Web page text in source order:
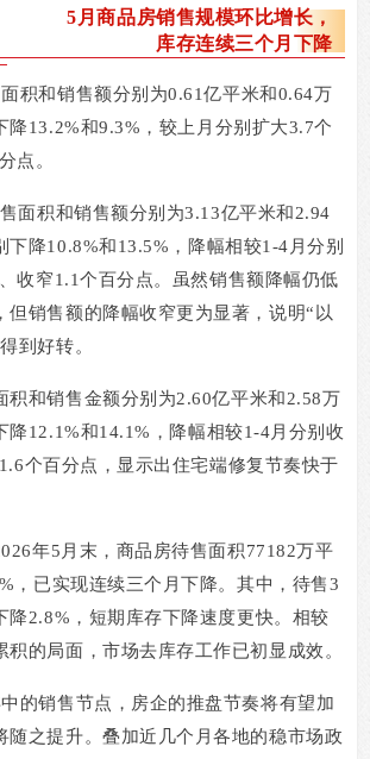
5月商品房销售规模环比增长，
库存连续三个月下降
积和销售额分别为0.61亿平米和0.64万
降13.2%和9.3% ，较上月分别扩大3.7个
点。
面积和销售额分别为3.13亿平米和2.94
下降10.8%和13.5% ，降幅相较1-4 月分别
收窄1.1个百分点。虽然销售额降幅仍低
但销售额的降幅收窄更为显著，说明“ 以
到好转。
积和销售金额分别为2.60亿平米和2.58万
降12.1%和14.1% ，降幅相较1-4月分别收
1.6个百分点，显示出住宅端修复节奏快于
年5 月末，商品房待售面积77182万平
，已实现连续三个月下降。其中，待售3
降2.8% ，短期库存下降速度更快。相较
积的局面，市场去库存工作已初显成效。
的销售节点，房企的推盘节奏将有望加
随之提升。叠加近几个月各地的稳市场政